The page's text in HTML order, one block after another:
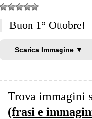
Buon 1° Ottobre!
Scarica Immagine ▼
Trova immagini
(frasi e